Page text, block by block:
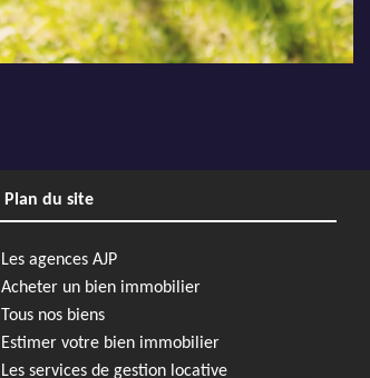
Previous Next
120 m²
Plan du site
Les agences AJP
Acheter un bien immobilier
Tous nos biens
Estimer votre bien immobilier
Les services de gestion locative